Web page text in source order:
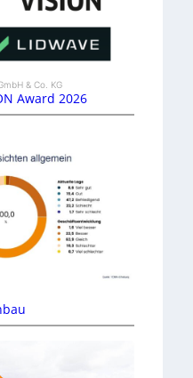
& Co. KG
Award 2026